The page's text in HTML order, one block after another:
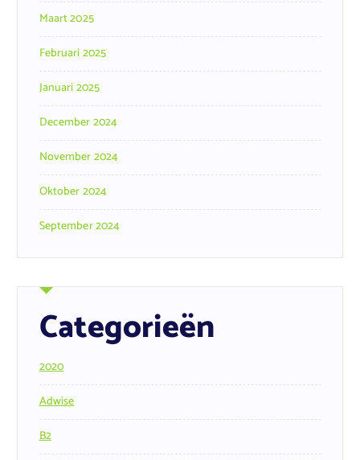
Maart 2025
Februari 2025
Januari 2025
December 2024
November 2024
Oktober 2024
September 2024
Categorieën
2020
Adwise
B2